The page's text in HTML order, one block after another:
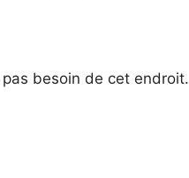
besoin de cet endroit.